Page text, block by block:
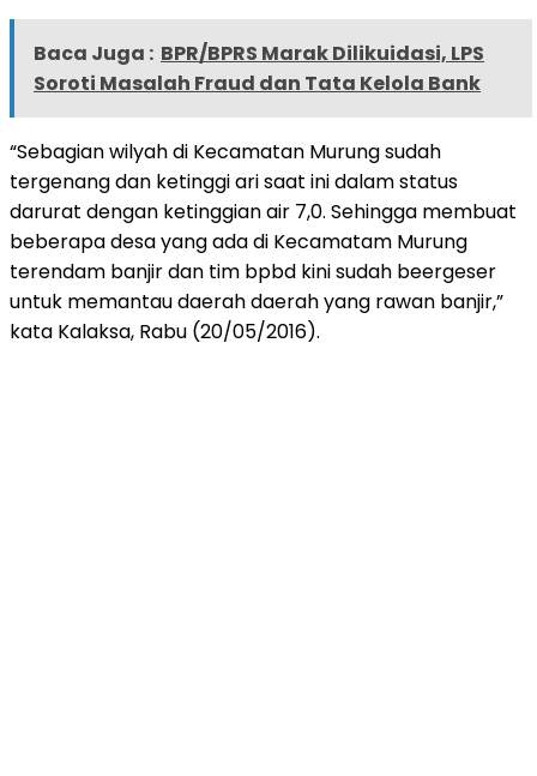
Baca Juga : BPR/BPRS Marak Dilikuidasi, LPS
Soroti Masalah Fraud dan Tata Kelola Bank
“Sebagian wilyah di Kecamatan Murung sudah
tergenang dan ketinggi ari saat ini dalam status
darurat dengan ketinggian air 7,0. Sehingga membuat
beberapa desa yang ada di Kecamatam Murung
terendam banjir dan tim bpbd kini sudah beergeser
untuk memantau daerah daerah yang rawan banjir,”
kata Kalaksa, Rabu (20/05/2016).